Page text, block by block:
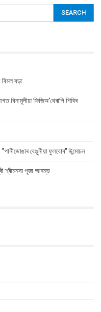
বিমল বড়া
বিনামূলীয়া ফিজিঅ’থেৰাপি শিবিৰ
বেঙুনীয়া ফুলবোৰ” উন্মোচন
শ্ৰীমনসা পূজা আৰম্ভ